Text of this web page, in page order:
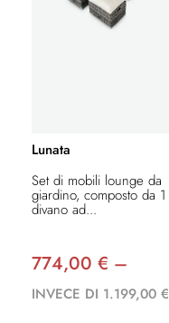
Lunata
Set di mobili lounge da
giardino, composto da 1
divano ad...
774,00 € –
INVECE DI 1.199,00 €